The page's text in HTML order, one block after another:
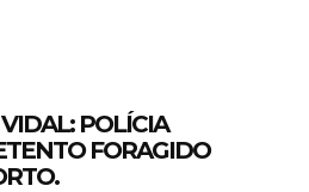
POLÍCIA
FORAGIDO